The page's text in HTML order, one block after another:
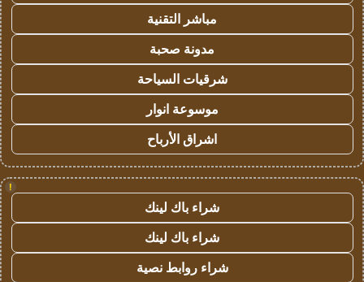
مباشر التقنية
مدونة صحبة
شرقيات السياحة
موسوعة انوار
اشراق الأرباح
!
شراء باك لينك
شراء باك لينك
شراء روابط نصية